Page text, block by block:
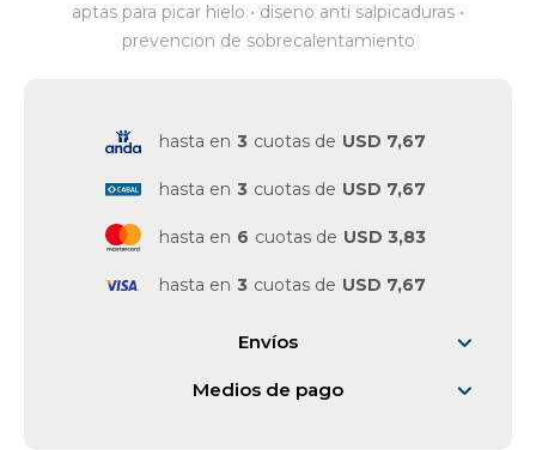
aptas para picar hielo • diseno anti salpicaduras •
prevencion de sobrecalentamiento
hasta en 3 cuotas de USD 7,67
hasta en 3 cuotas de USD 7,67
hasta en 6 cuotas de USD 3,83
hasta en 3 cuotas de USD 7,67
Envíos
Medios de pago
Juguetes y artículos para bebé
Ferretería
Vestimenta y calzado